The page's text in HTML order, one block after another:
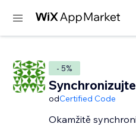
- 5%
odCertified Code
Okamžitě